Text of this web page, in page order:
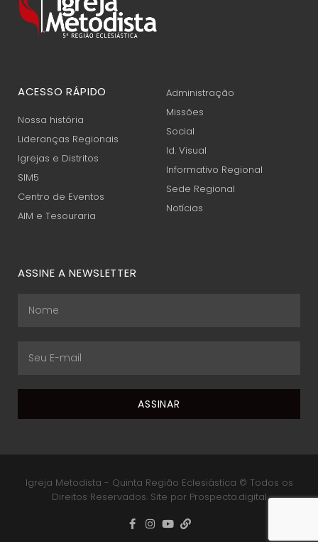
ACESSO RÁPIDO
Nossa história
Lideranças Regionais
Igrejas e Distritos
SIM5
Centro de Eventos
AIM e Tesouraria
Administração
Missões
Social
Id. Visual
Informativo Regional
Sede Regional
Notícias
ASSINE A NEWSLETTER
Igreja Metodista - Quinta Região Eclesiástica © Todos os
Direitos Reservados. Site por Prospecta.digital